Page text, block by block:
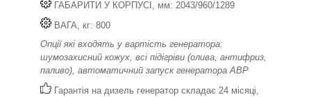
ГАБАРИТИ У КОРПУСІ, мм: 2043/960/1289
ВАГА, кг: 800
Опції які входять у вартість генератора:
шумозахисний кожух, всі підігріви (олива, антифриз,
паливо), автоматичний запуск генератора АВР
Гарантія на дизель генератор складає 24 місяці,